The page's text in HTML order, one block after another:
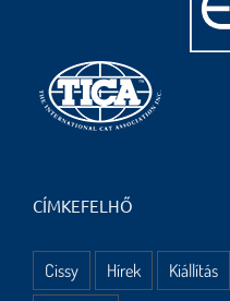
CÍMKEFELHŐ
Cissy Hírek Kiállítás